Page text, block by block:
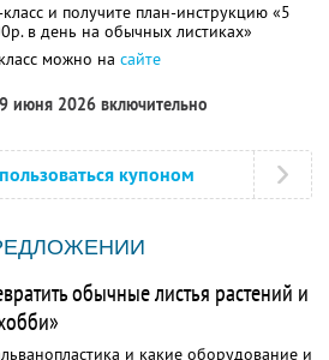
и получите план-инструкцию «5
в день на обычных листиках»
можно на сайте
июня 2026 включительно
купоном
обычные листья растений и
и какие оборудование и